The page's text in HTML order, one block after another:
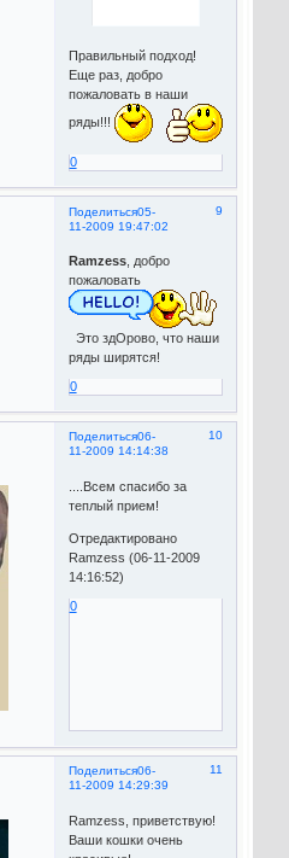
Правильный подход!
Еще раз, добро
пожаловать в наши
ряды!!!
0
Поделиться 9
05-
11-2009 19:47:02
Ramzess, добро
пожаловать
Это здОрово, что наши
ряды ширятся!
0
Поделиться 10
06-
11-2009 14:14:38
....Всем спасибо за
теплый прием!
Отредактировано
Ramzess (06-11-2009
14:16:52)
0
Поделиться 11
06-
11-2009 14:29:39
Ramzess, приветствую!
Ваши кошки очень